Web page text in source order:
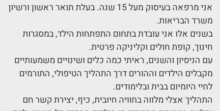
אני מרפאה בעיסוק מעל 15 שנה. בעלת תואר ראשון ורשיון
משרד הבריאות.
בשנים אלו אני עובדת בתחום התפתחות הילד, במסגרות
חינוך, קופת חולים וקליניקה פרטית.
עם הניסיון והשנים, ראיתי כמה כלים ושינויים משמעותיים
מקבלים הילדים וההורים דרך התהליך הטיפולי, התורמים
לחיי היומיום בבית ובלימודים.
התהליך אצלי מלווה בחוויה חיובית, כיף, יצירת קשר חם